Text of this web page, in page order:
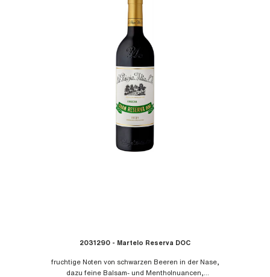
2031290 - Martelo Reserva DOC
fruchtige Noten von schwarzen Beeren in der Nase,
dazu feine Balsam- und Mentholnuancen,